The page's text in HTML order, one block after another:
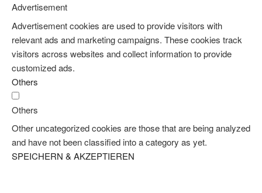
Advertisement
Advertisement cookies are used to provide visitors with
relevant ads and marketing campaigns. These cookies track
visitors across websites and collect information to provide
customized ads.
Others
Others
Other uncategorized cookies are those that are being analyzed
and have not been classified into a category as yet.
SPEICHERN & AKZEPTIEREN